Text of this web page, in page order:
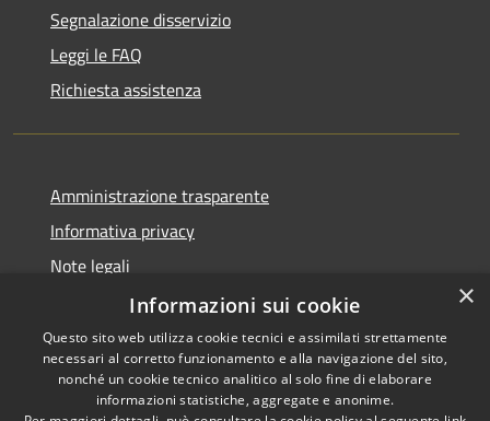
Segnalazione disservizio
Leggi le FAQ
Richiesta assistenza
Amministrazione trasparente
Informativa privacy
Note legali
Dichiarazione di accessibilità
RSS Copyright © 2026 • Città di
×
Informazioni sui cookie
Questo sito web utilizza cookie tecnici e assimilati strettamente
necessari al corretto funzionamento e alla navigazione del sito,
nonché un cookie tecnico analitico al solo fine di elaborare
informazioni statistiche, aggregate e anonime.